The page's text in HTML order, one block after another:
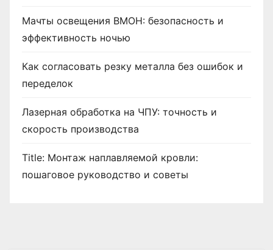
Мачты освещения ВМОН: безопасность и
эффективность ночью
Как согласовать резку металла без ошибок и
переделок
Лазерная обработка на ЧПУ: точность и
скорость производства
Title: Монтаж наплавляемой кровли:
пошаговое руководство и советы